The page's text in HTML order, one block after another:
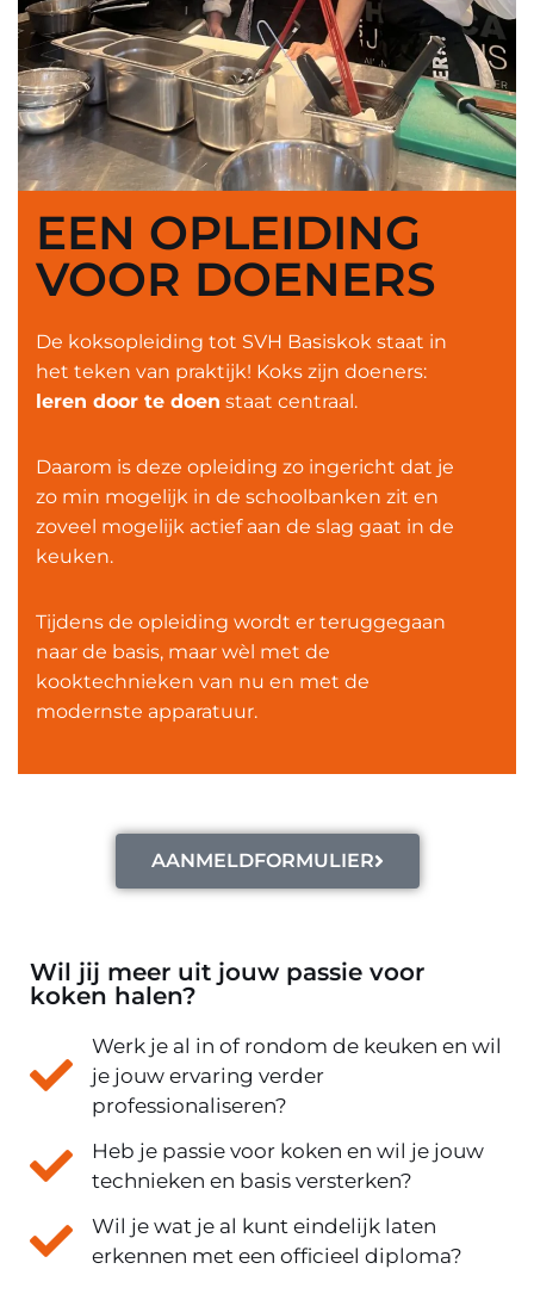
EEN OPLEIDING
VOOR DOENERS
De koksopleiding tot SVH Basiskok staat in
het teken van praktijk! Koks zijn doeners:
leren door te doen staat centraal.
Daarom is deze opleiding zo ingericht dat je
zo min mogelijk in de schoolbanken zit en
zoveel mogelijk actief aan de slag gaat in de
keuken.
Tijdens de opleiding wordt er teruggegaan
naar de basis, maar wèl met de
kooktechnieken van nu en met de
modernste apparatuur.
AANMELDFORMULIER
Wil jij meer uit jouw passie voor
koken halen?
Werk je al in of rondom de keuken en wil
je jouw ervaring verder
professionaliseren?
Heb je passie voor koken en wil je jouw
technieken en basis versterken?
Wil je wat je al kunt eindelijk laten
erkennen met een officieel diploma?